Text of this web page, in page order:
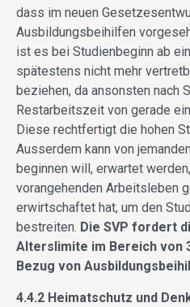
dass im neuen
Ausbildungsbeihilfen
ist es bei Studienbeginn ab
spätestens nicht mehr
beziehen, da ansonsten nach
Restarbeitszeit von gerade
Diese rechtfertigt die hohen
Ausserdem kann von
beginnen will, erwartet
vorangehenden Arbeitsleben
erwirtschaftet hat, um den
bestreiten. Die SVP fordert
Alterslimite im Bereich von
Bezug von
4.4.2 Heimatschutz und